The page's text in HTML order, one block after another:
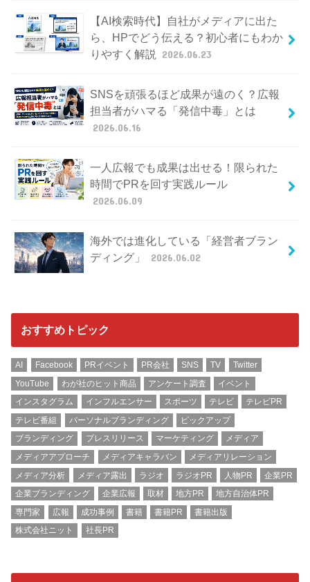
【AI検索時代】自社がメディアに出た
ら、HPでどう伝える？初心者にもわか
りやすく解説
2026.06.23
SNSを頑張るほど成果が遠のく？広報
担当者がハマる「発信中毒」とは
2026.06.16
一人広報でも成果は出せる！限られた
時間でPRを回す実践ルール
2026.06.09
海外では進化している「経営者ブラン
ディング」
2026.06.02
おすすめトピック
AI Facebook PRイベント PR会社 SNS TV
Twitter
YouTube
わが社のヒット商品 アンケート調査
イベント
インスタグラム
インフルエンサー スポーツ テレビ
テレビPR
テレビ番組
パーソナルブランディング
ピックアップ
ブランディング
プレスリリース マーケティング
メディア
メディアアプローチ
メディアキャラバン
メディアリレーション
メディア分析
メディア露出 ラジオ ラジオPR 人物PR
企業PR
企業ブランディング
企業広報 取材 地方PR
地方自治体PR
専門家
広報 成功事例 書籍 書籍PR
書籍出版
株式会社ニット
社長PR